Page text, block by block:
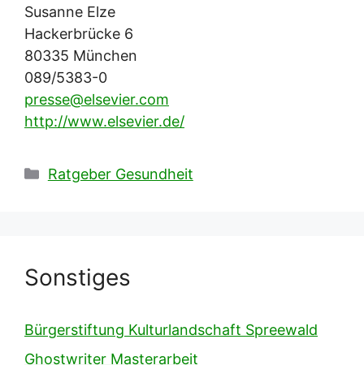
Susanne Elze
Hackerbrücke 6
80335 München
089/5383-0
presse@elsevier.com
http://www.elsevier.de/
Kategorien
Ratgeber Gesundheit
Sonstiges
Bürgerstiftung Kulturlandschaft Spreewald
Ghostwriter Masterarbeit